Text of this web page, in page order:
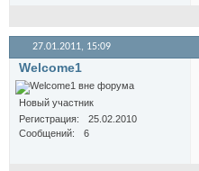
27.01.2011, 15:09
Welcome1
Новый участник
Регистрация
25.02.2010
Сообщений
6